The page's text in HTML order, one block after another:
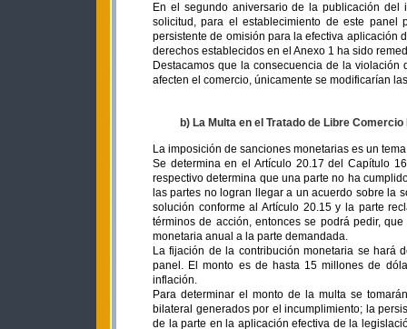
En el segundo aniversario de la publicación
solicitud, para el establecimiento de este
persistente de omisión para la efectiva aplicación
derechos establecidos en el Anexo 1 ha sido
Destacamos que la consecuencia de la
afecten el comercio, únicamente se modificarían
b) La Multa en el Tratado de Libre Comercio
La imposición de sanciones monetarias es un
Se determina en el Artículo 20.17 del Capítulo
respectivo determina que una parte no ha
las partes no logran llegar a un acuerdo sobre la
solución conforme al Artículo 20.15 y la parte
términos de acción, entonces se podrá pedir,
monetaria anual a la parte demandada.
La fijación de la contribución monetaria se hará
panel. El monto es de hasta 15 millones de
inflación.
Para determinar el monto de la multa se
bilateral generados por el incumplimiento; la
de la parte en la aplicación efectiva de la